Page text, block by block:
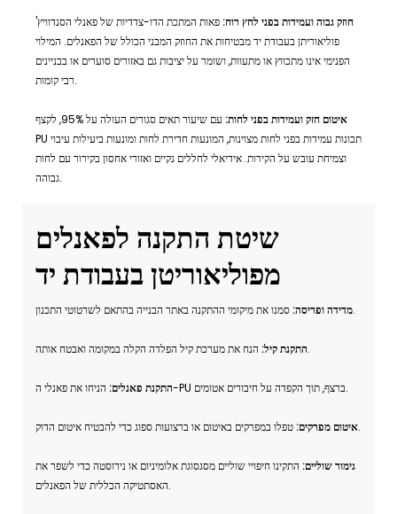
חוזק גבוה ועמידות בפני לחץ רוח: פאות המתכת הדו-צדדיות של פאנלי הסנדוויץ'
פוליאוריתן בעבודת יד מבטיחות את החוזק המבני הכולל של הפאנלים. המילוי
הפנימי אינו מתכווץ או מתעוות, ושומר על יציבות גם באזורים סוערים או בבניינים
רבי קומות.
איטום חזק ועמידות בפני לחות:
עם שיעור תאים סגורים העולה על 95%, לקצף
PU תכונות עמידות בפני לחות מצוינות, המונעות חדירת לחות ומונעות ביעילות עיבוי
וצמיחת עובש על הקירות. אידיאלי לחללים נקיים ואזורי אחסון בקירור עם לחות
גבוהה.
שיטת התקנה לפאנלים
מפוליאוריטן בעבודת יד
מדידה ופריסה:סמנו את מיקומי ההתקנה באתר הבנייה בהתאם לשרטוטי התכנון.
התקנת קיל:הנח את מערכת קיל הפלדה הקלה במקומה ואבטח אותה.
התקנת פאנלים: הניחו את פאנלי ה-PU ברצף, תוך הקפדה על חיבורים אטומים.
איטום מפרקים:טפלו במפרקים באיטום או ברצועות ספוג כדי להבטיח איטום הדוק.
גימור שוליים: התקינו חיפויי שוליים מסגסוגת אלומיניום או נירוסטה כדי לשפר את
האסתטיקה הכללית של הפאנלים.